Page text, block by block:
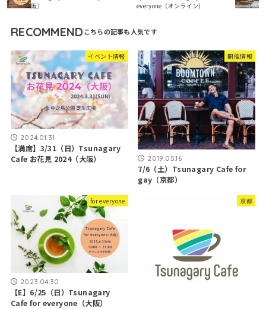
阪）
everyone（オンライン）
RECOMMEND
イベント情報
2024.01.31
【満席】3/31（日）Tsunagary
Cafe お花見 2024（大阪）
開催情報
2019.05.16
7/6（土）Tsunagary Cafe for
gay（京都）
for everyone
2023.04.30
【E】6/25（日）Tsunagary
Cafe for everyone（大阪）
京都